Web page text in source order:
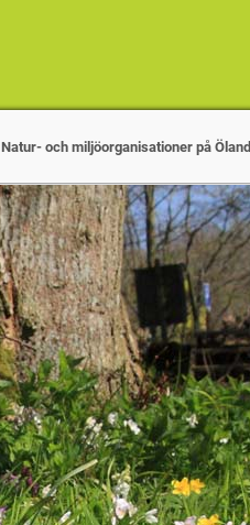
Natur- och miljöorganisationer på Öland